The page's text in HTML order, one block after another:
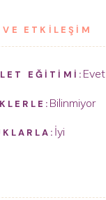
ETKİLEŞİM
EĞİTİMİ: Evet
Bilinmiyor
İyi